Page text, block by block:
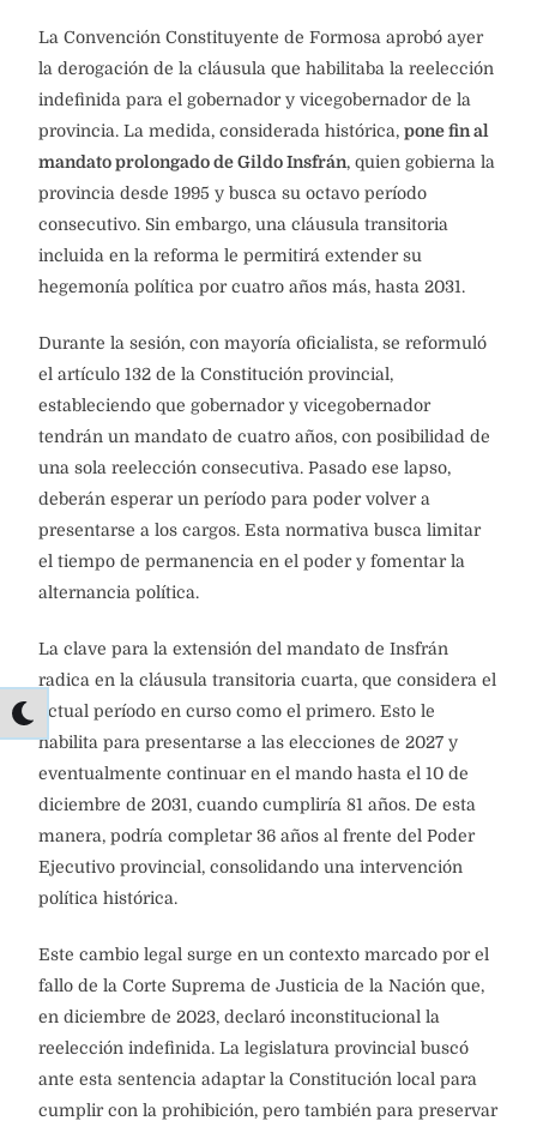
La Convención Constituyente de Formosa aprobó ayer
la derogación de la cláusula que habilitaba la reelección
indefinida para el gobernador y vicegobernador de la
provincia. La medida, considerada histórica, pone fin al
mandato prolongado de Gildo Insfrán, quien gobierna la
provincia desde 1995 y busca su octavo período
consecutivo. Sin embargo, una cláusula transitoria
incluida en la reforma le permitirá extender su
hegemonía política por cuatro años más, hasta 2031.
Durante la sesión, con mayoría oficialista, se reformuló
el artículo 132 de la Constitución provincial,
estableciendo que gobernador y vicegobernador
tendrán un mandato de cuatro años, con posibilidad de
una sola reelección consecutiva. Pasado ese lapso,
deberán esperar un período para poder volver a
presentarse a los cargos. Esta normativa busca limitar
el tiempo de permanencia en el poder y fomentar la
alternancia política.
La clave para la extensión del mandato de Insfrán
radica en la cláusula transitoria cuarta, que considera el
actual período en curso como el primero. Esto le
habilita para presentarse a las elecciones de 2027 y
eventualmente continuar en el mando hasta el 10 de
diciembre de 2031, cuando cumpliría 81 años. De esta
manera, podría completar 36 años al frente del Poder
Ejecutivo provincial, consolidando una intervención
política histórica.
Este cambio legal surge en un contexto marcado por el
fallo de la Corte Suprema de Justicia de la Nación que,
en diciembre de 2023, declaró inconstitucional la
reelección indefinida. La legislatura provincial buscó
ante esta sentencia adaptar la Constitución local para
cumplir con la prohibición, pero también para preservar